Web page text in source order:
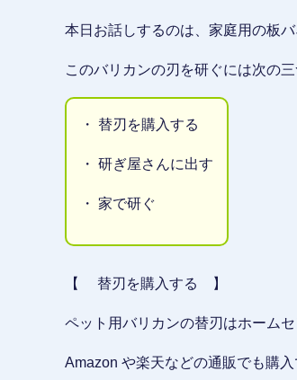
本日お話しするのは、家庭用の板
このバリカンの刃を研ぐには次の三
・ 替刃を購入する
・ 研ぎ屋さんに出す
・ 家で研ぐ
【 替刃を購入する 】
ペット用バリカンの替刃はホーム
Amazon や楽天などの通販でも購入